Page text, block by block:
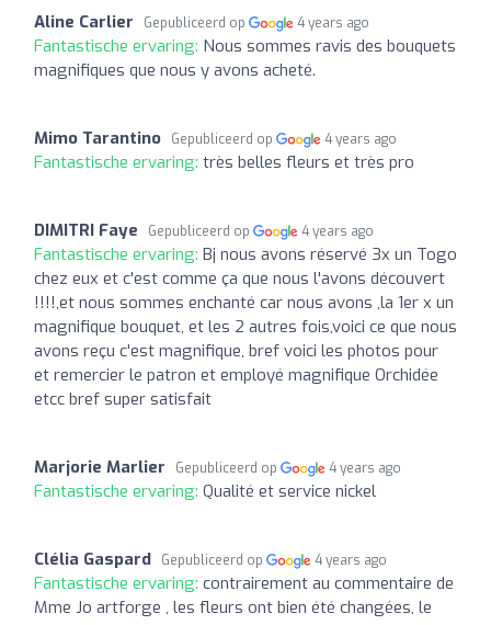
Aline Carlier Gepubliceerd op 4 years ago
Fantastische ervaring: Nous sommes ravis des bouquets
magnifiques que nous y avons acheté.
Mimo Tarantino Gepubliceerd op 4 years ago
Fantastische ervaring: très belles fleurs et très pro
DIMITRI Faye Gepubliceerd op 4 years ago
Fantastische ervaring: Bj nous avons réservé 3x un Togo
chez eux et c'est comme ça que nous l'avons découvert
!!!!,et nous sommes enchanté car nous avons ,la 1er x un
magnifique bouquet, et les 2 autres fois,voici ce que nous
avons reçu c'est magnifique, bref voici les photos pour
et remercier le patron et employé magnifique Orchidée
etcc bref super satisfait
Marjorie Marlier Gepubliceerd op 4 years ago
Fantastische ervaring: Qualité et service nickel
Clélia Gaspard Gepubliceerd op 4 years ago
Fantastische ervaring: contrairement au commentaire de
Mme Jo artforge , les fleurs ont bien été changées, le